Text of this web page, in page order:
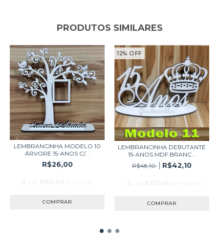
PRODUTOS SIMILARES
LEMBRANCINHA MODELO 10
ÁRVORE 15-ANOS C/...
R$26,00
COMPRAR
12% OFF
LEMBRANCINHA DEBUTANTE
15-ANOS MDF BRANC...
R$48,10
R$42,10
COMPRAR